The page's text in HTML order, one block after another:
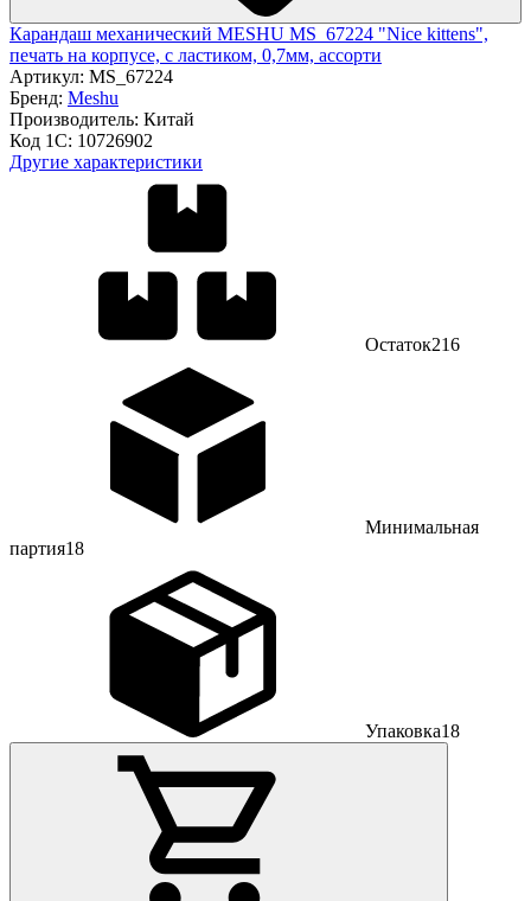
Карандаш механический MESHU MS_67224 "Nice kittens",
печать на корпусе, с ластиком, 0,7мм, ассорти
Артикул: MS_67224
Бренд: Meshu
Производитель: Китай
Код 1С: 10726902
Другие характеристики
Остаток216
Минимальная
партия18
Упаковка18